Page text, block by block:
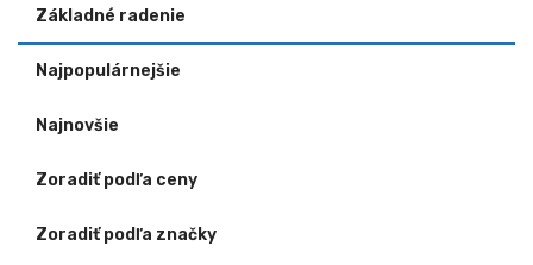
Základné radenie
Najpopulárnejšie
Najnovšie
Zoradiť podľa ceny
Zoradiť podľa značky